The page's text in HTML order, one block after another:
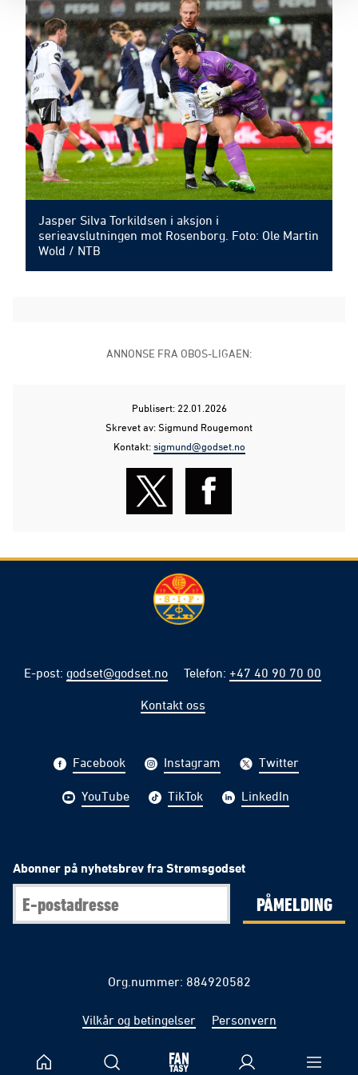
Jasper Silva Torkildsen i aksjon i
serieavslutningen mot Rosenborg. Foto: Ole Martin
Wold / NTB
ANNONSE FRA OBOS-LIGAEN:
Publisert: 22.01.2026
Skrevet av: Sigmund Rougemont
Kontakt:sigmund@godset.no
E-post: godset@godset.no Telefon: +47 40 90 70 00
Kontakt oss
Facebook Instagram Twitter
YouTube TikTok LinkedIn
Abonner på nyhetsbrev fra Strømsgodset
PÅMELDING
Org.nummer: 884920582
Vilkår og betingelser Personvern